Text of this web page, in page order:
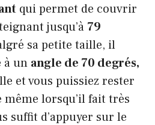
qui permet de couvrir
jusqu’à 79
sa petite taille, il
à un angle de 70 degrés,
et vous puissiez rester
même lorsqu’il fait très
suffit d’appuyer sur le